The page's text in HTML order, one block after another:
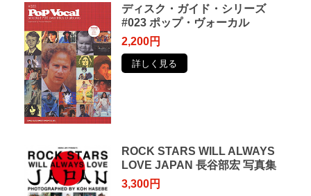
ディスク・ガイド・シリーズ
#023 ポップ・ヴォーカル
2,200円
詳しく見る
ROCK STARS WILL ALWAYS
LOVE JAPAN 長谷部宏 写真集
3,300円